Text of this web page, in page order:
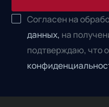
Согласен на
данных, на
подтверждаю, что